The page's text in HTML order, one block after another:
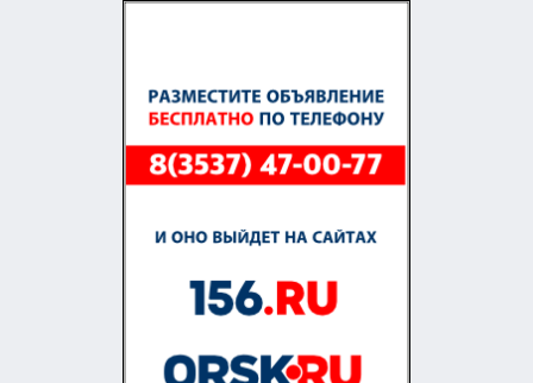
+7 (922) 877-58-99